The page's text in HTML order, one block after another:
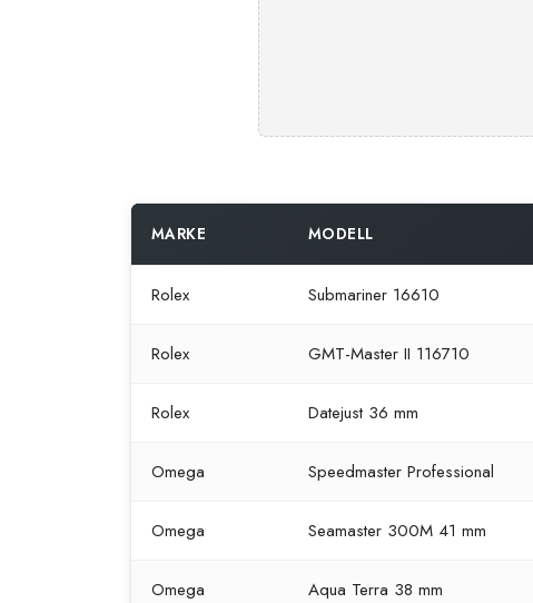
MARKE MODELL
Rolex Submariner 16610
Rolex GMT-Master II 116710
Rolex Datejust 36 mm
Omega Speedmaster Professional
Omega Seamaster 300M 41 mm
Omega Aqua Terra 38 mm